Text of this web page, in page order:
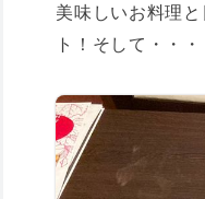
美味しいお料理
ト！そして・・・